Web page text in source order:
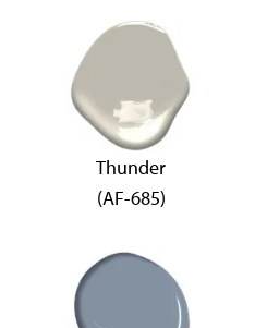
Thunder
(AF-685)